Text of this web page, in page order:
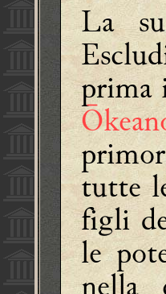
La
prima
tutte
figli
le
nella